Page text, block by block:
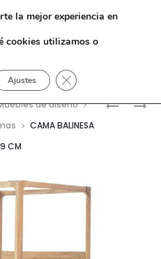
CAMA
de diseño
CAMA BALINESA
CM
la mejor experiencia en
cookies utilizamos o
Ajustes Cerrar el banner de